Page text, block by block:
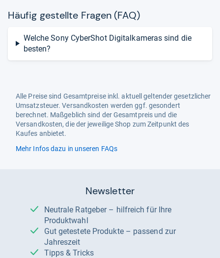
Häu­fig gestellte Fra­gen (FAQ)
Welche Sony CyberShot Digitalkameras sind die
besten?
Alle Preise sind Gesamtpreise inkl. aktuell geltender gesetzlicher
Umsatzsteuer. Versandkosten werden ggf. gesondert
berechnet. Maßgeblich sind der Gesamtpreis und die
Versandkosten, die der jeweilige Shop zum Zeitpunkt des
Kaufes anbietet.
Mehr Infos dazu in unseren FAQs
Newsletter
Neutrale Ratgeber – hilfreich für Ihre
Produktwahl
Gut getestete Produkte – passend zur
Jahreszeit
Tipps & Tricks